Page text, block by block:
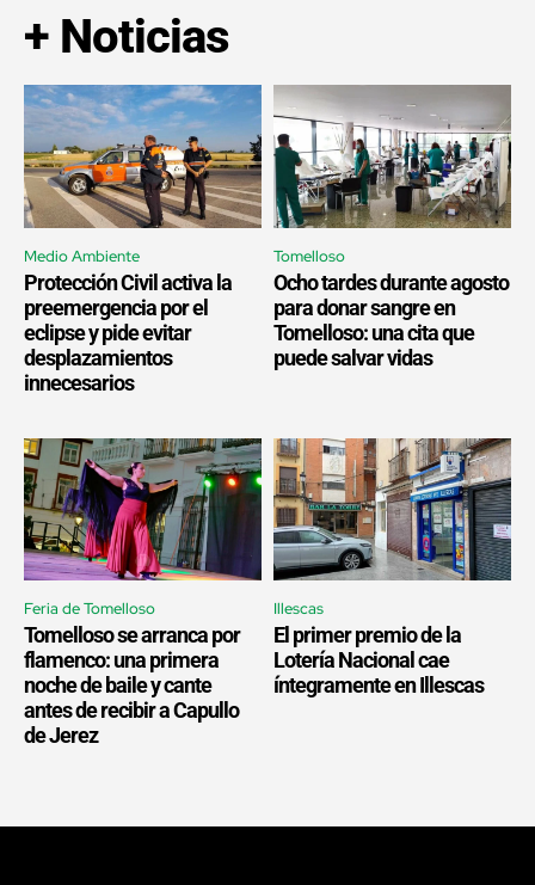
+ Noticias
Medio Ambiente
Protección Civil activa la
preemergencia por el
eclipse y pide evitar
desplazamientos
innecesarios
Tomelloso
Ocho tardes durante agosto
para donar sangre en
Tomelloso: una cita que
puede salvar vidas
Feria de Tomelloso
Tomelloso se arranca por
flamenco: una primera
noche de baile y cante
antes de recibir a Capullo
de Jerez
Illescas
El primer premio de la
Lotería Nacional cae
íntegramente en Illescas